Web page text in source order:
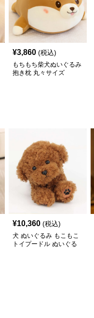
¥3,860 (税込)
もちもち柴犬ぬいぐるみ
抱き枕 丸々サイズ
¥10,360 (税込)
犬 ぬいぐるみ もこもこ
トイプードル ぬいぐる